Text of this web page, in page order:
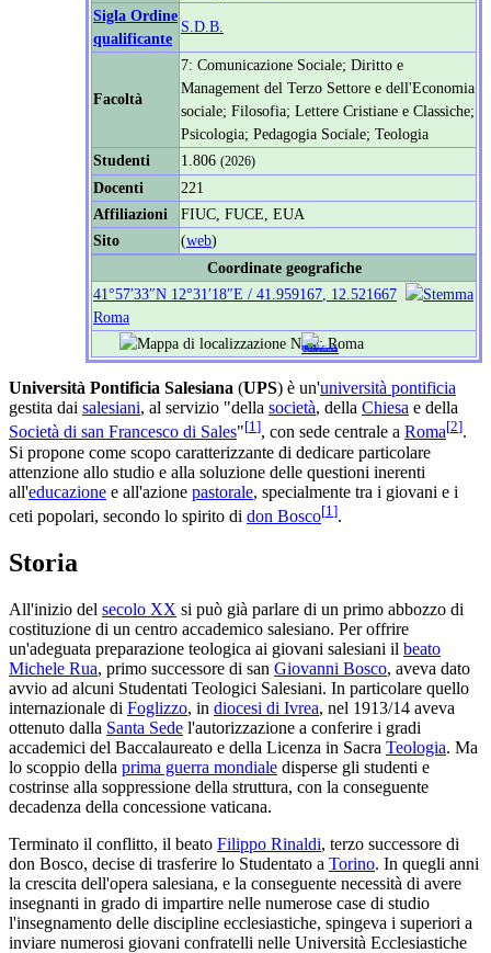
Sigla Ordine
qualificante
S.D.B.
Facoltà
7: Comunicazione Sociale; Diritto e
Management del Terzo Settore e dell'Economia
sociale; Filosofia; Lettere Cristiane e Classiche;
Psicologia; Pedagogia Sociale; Teologia
Studenti
1.806 (2026)
Docenti
221
Affiliazioni
FIUC, FUCE, EUA
Sito
(web)
Coordinate geografiche
41°57′33″N 12°31′18″E / 41.959167, 12.521667
Roma
Università Pontificia Salesiana (UPS) è un'università pontificia
gestita dai salesiani, al servizio "della società, della Chiesa e della
Società di san Francesco di Sales"[1], con sede centrale a Roma[2].
Si propone come scopo caratterizzante di dedicare particolare
attenzione allo studio e alla soluzione delle questioni inerenti
all'educazione e all'azione pastorale, specialmente tra i giovani e i
ceti popolari, secondo lo spirito di don Bosco[1 ].
Storia
All'inizio del secolo XX si può già parlare di un primo abbozzo di
costituzione di un centro accademico salesiano. Per offrire
un'adeguata preparazione teologica ai giovani salesiani il beato
Michele Rua, primo successore di san Giovanni Bosco, aveva dato
avvio ad alcuni Studentati Teologici Salesiani. In particolare quello
internazionale di Foglizzo, in diocesi di Ivrea, nel 1913/14 aveva
ottenuto dalla Santa Sede l'autorizzazione a conferire i gradi
accademici del Baccalaureato e della Licenza in Sacra Teologia. Ma
lo scoppio della prima guerra mondiale disperse gli studenti e
costrinse alla soppressione della struttura, con la conseguente
decadenza della concessione vaticana.
Terminato il conflitto, il beato Filippo Rinaldi, terzo successore di
don Bosco, decise di trasferire lo Studentato a Torino. In quegli anni
la crescita dell'opera salesiana, e la conseguente necessità di avere
insegnanti in grado di impartire nelle numerose case di studio
l'insegnamento delle discipline ecclesiastiche, spingeva i superiori a
inviare numerosi giovani confratelli nelle Università Ecclesiastiche